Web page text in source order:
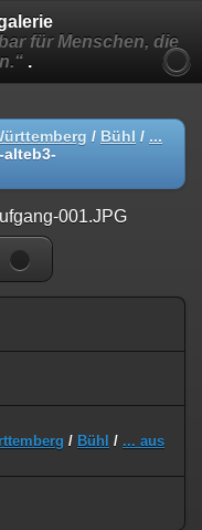
für Menschen, die
.
/ Bühl / ...
alteb3-
/ Bühl / ... aus